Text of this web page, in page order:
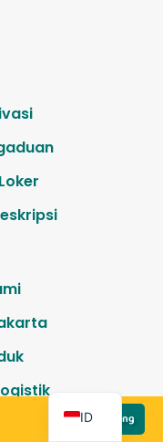
Lamar Sekarang
ID